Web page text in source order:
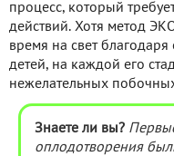
процесс, который
действий. Хотя метод
время на свет
детей, на каждой его
нежелательных
Знаете ли вы?
оплодотворения